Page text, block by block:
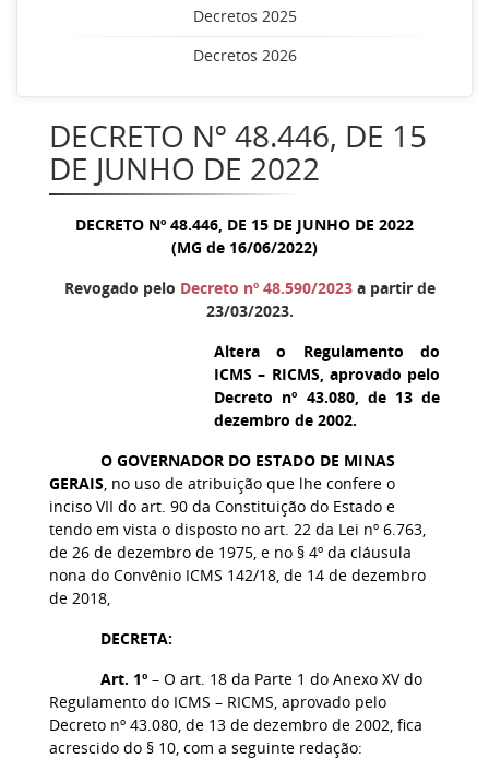
Decretos 2025
Decretos 2026
DECRETO Nº 48.446, DE 15
DE JUNHO DE 2022
DECRETO Nº 48.446, DE 15 DE JUNHO DE 2022
(MG de 16/06/2022)
Revogado pelo Decreto nº 48.590/2023a partir de
23/03/2023.
Altera o Regulamento do
ICMS – RICMS, aprovado pelo
Decreto nº 43.080, de 13 de
dezembro de 2002.
O GOVERNADOR DO ESTADO DE MINAS
GERAIS, no uso de atribuição que lhe confere o
inciso VII do art. 90 da Constituição do Estado e
tendo em vista o disposto no art. 22 da Lei nº 6.763,
de 26 de dezembro de 1975, e no § 4º da cláusula
nona do Convênio ICMS 142/18, de 14 de dezembro
de 2018,
DECRETA:
Art. 1º – O art. 18 da Parte 1 do Anexo XV do
Regulamento do ICMS – RICMS, aprovado pelo
Decreto nº 43.080, de 13 de dezembro de 2002, fica
acrescido do § 10, com a seguinte redação: